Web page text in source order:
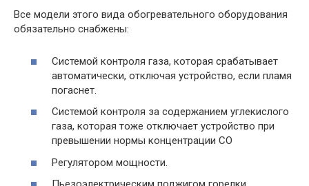
Все модели этого вида обогревательного оборудования
обязательно снабжены:
Системой контроля газа, которая срабатывает
автоматически, отключая устройство, если пламя
погаснет.
Системой контроля за содержанием углекислого
газа, которая тоже отключает устройство при
превышении нормы концентрации CO
Регулятором мощности.